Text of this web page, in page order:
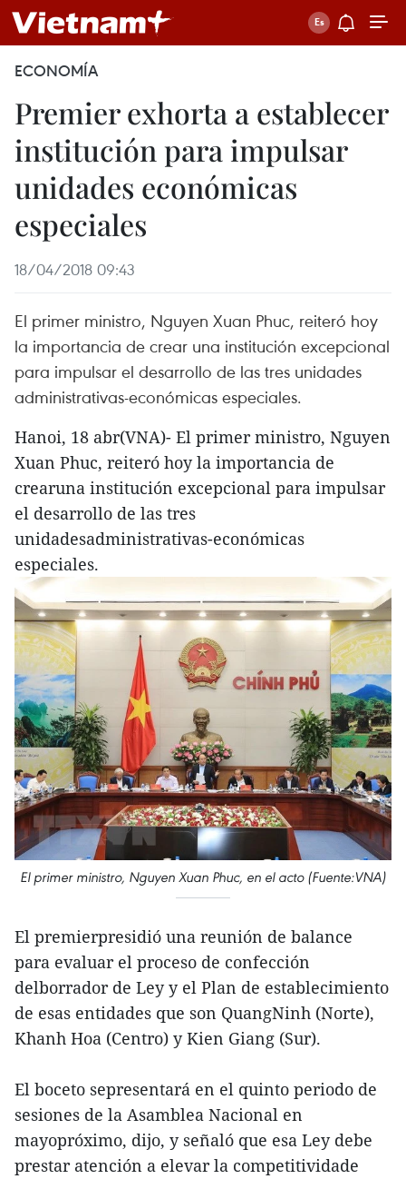
ECONOMÍA
Premier exhorta a establecer
institución para impulsar
unidades económicas
especiales
18/04/2018 09:43
El primer ministro, Nguyen Xuan Phuc, reiteró hoy
la importancia de crear una institución excepcional
para impulsar el desarrollo de las tres unidades
administrativas-económicas especiales.
Hanoi, 18 abr(VNA)- El primer ministro, Nguyen
Xuan Phuc, reiteró hoy la importancia de
crearuna institución excepcional para impulsar
el desarrollo de las tres
unidadesadministrativas-económicas
especiales.
El primer ministro, Nguyen Xuan Phuc, en el acto (Fuente:VNA)
El premierpresidió una reunión de balance
para evaluar el proceso de confección
delborrador de Ley y el Plan de establecimiento
de esas entidades que son QuangNinh (Norte),
Khanh Hoa (Centro) y Kien Giang (Sur).
El boceto sepresentará en el quinto periodo de
sesiones de la Asamblea Nacional en
mayopróximo, dijo, y señaló que esa Ley debe
prestar atención a elevar la competitividade